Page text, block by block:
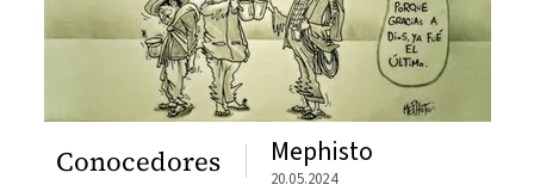
Conocedores Mephisto
20.05.2024